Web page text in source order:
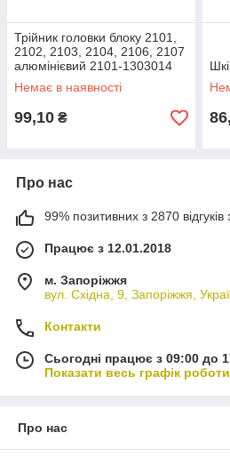
Трійник головки блоку 2101,
2102, 2103, 2104, 2106, 2107
алюмінієвий 2101-1303014
Немає в наявності
99,10 ₴
Про нас
99% позитивних з 2870 відгуків
Працює з 12.01.2018
м. Запоріжжя
вул. Східна, 9, Запоріжжя,
Контакти
Сьогодні працює з 09:00 до
Показати весь графік роботи
Про нас